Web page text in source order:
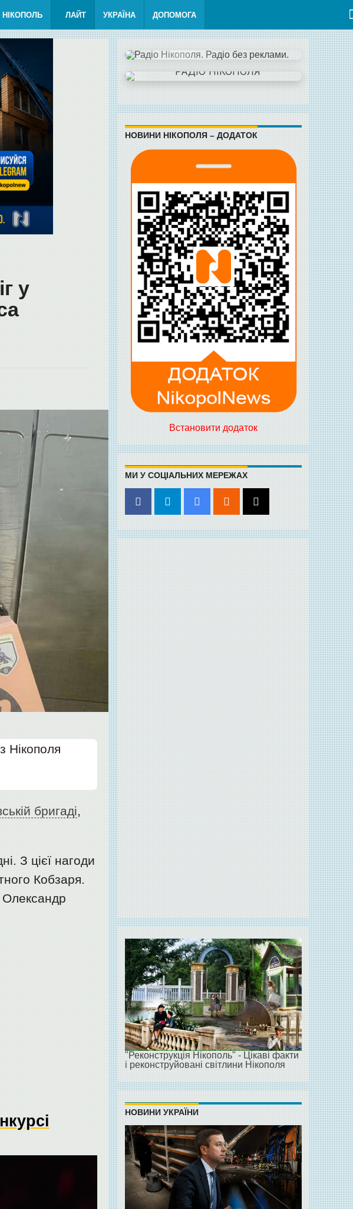
ЛАЙТ УКРАЇНА ДОПОМОГА
у
Нікополя
бригаді,
З цієї нагоди
Кобзаря.
НОВИНИ НІКОПОЛЯ – ДОДАТОК
Встановити додаток
МИ У СОЦІАЛЬНИХ МЕРЕЖАХ
"Реконструкція Нікополь" - Цікаві факти
і реконструйовані світлини Нікополя
НОВИНИ УКРАЇНИ